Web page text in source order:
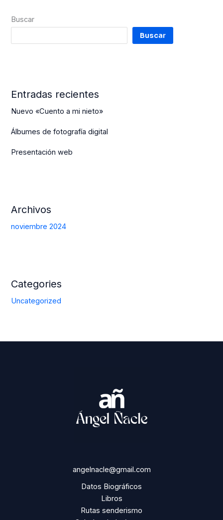
Buscar
Buscar
Entradas recientes
Nuevo «Cuento a mi nieto»
Álbumes de fotografía digital
Presentación web
Archivos
noviembre 2024
Categories
Uncategorized
angelnacle@gmail.com
Datos Biográficos
Libros
Rutas senderismo